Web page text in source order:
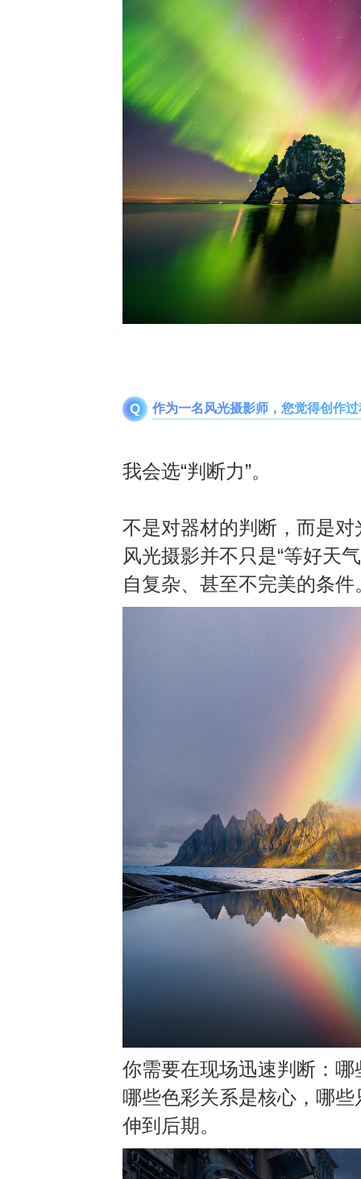
Q 作为一名风光摄影师，您觉得创作
我会选“判断力”。
不是对器材的判断，而是对
风光摄影并不只是“等好天气
自复杂、 甚至不完美的条件
你需要在现场迅速判断：
哪些色彩关系是核心，哪些
伸到后期。